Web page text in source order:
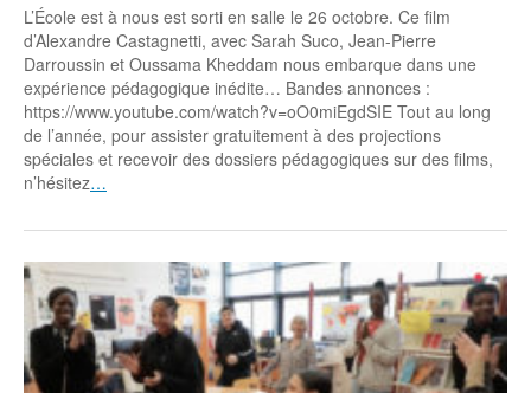
L’École est à nous est sorti en salle le 26 octobre. Ce film
d’Alexandre Castagnetti, avec Sarah Suco, Jean-Pierre
Darroussin et Oussama Kheddam nous embarque dans une
expérience pédagogique inédite… Bandes annonces :
https://www.youtube.com/watch?v=oO0miEgdSIE Tout au long
de l’année, pour assister gratuitement à des projections
spéciales et recevoir des dossiers pédagogiques sur des films,
n’hésitez…